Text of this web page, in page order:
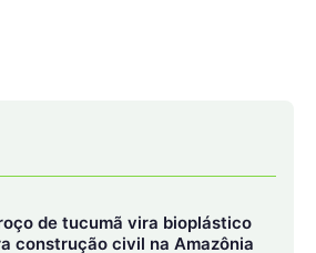
“Como narrar a COP30 desde a
jornalistas que já cobriram